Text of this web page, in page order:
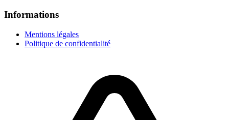
Informations
Mentions légales
Politique de confidentialité